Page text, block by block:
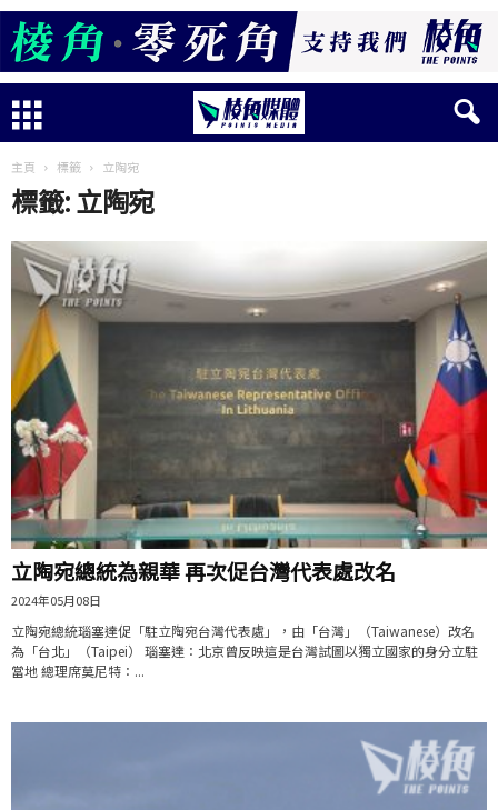
主頁 標籤 立陶宛
標籤: 立陶宛
立陶宛總統為親華 再次促台灣代表處改名
2024年05月08日
立陶宛總統瑙塞達促「駐立陶宛台灣代表處」，由「台灣」（Taiwanese）改名
為「台北」（Taipei） 瑙塞達：北京曾反映這是台灣試圖以獨立國家的身分立駐
當地 總理席莫尼特：...